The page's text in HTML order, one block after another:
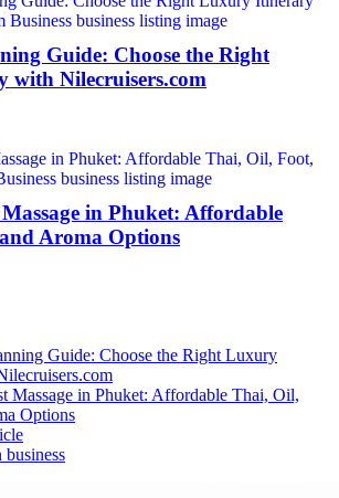
Guide: Choose the Right
Nilecruisers.com
in Phuket: Affordable
Aroma Options
Guide: Choose the Right Luxury
Massage in Phuket: Affordable Thai, Oil,
Options
business